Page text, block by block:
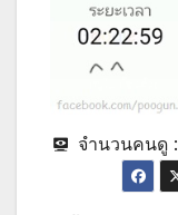
จำนวนคนดู :